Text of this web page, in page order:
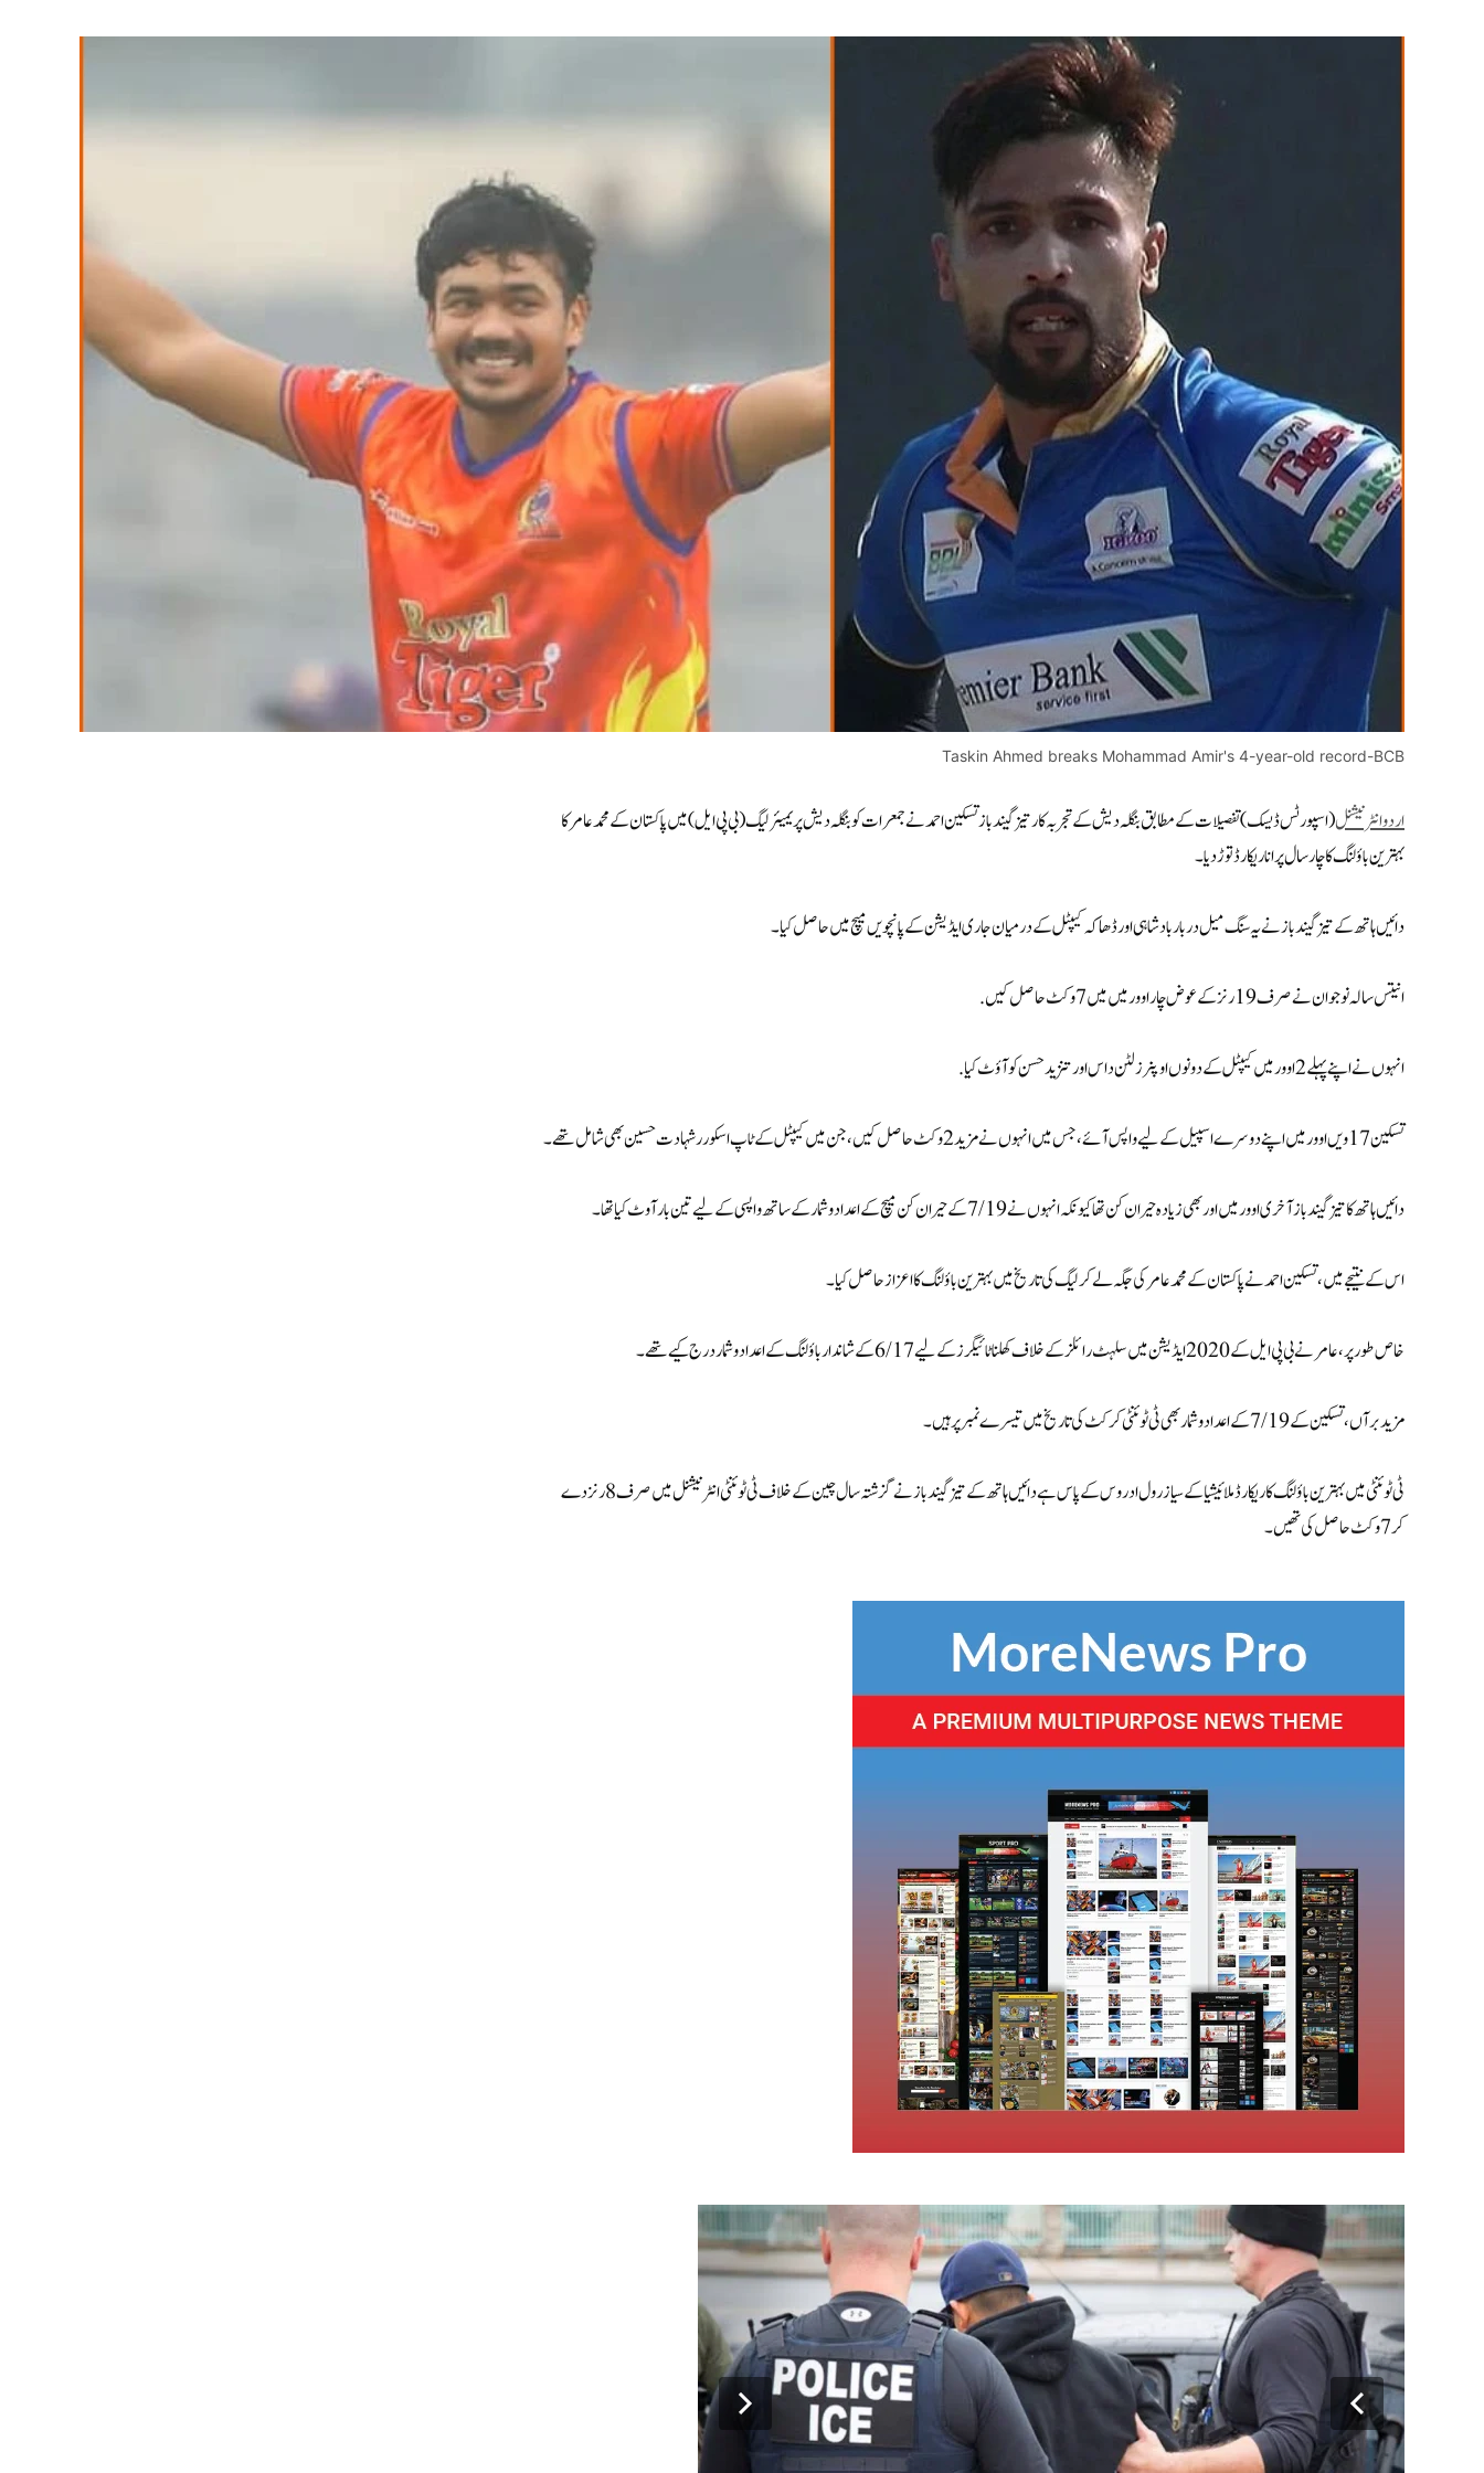
Taskin Ahmed breaks Mohammad Amir's 4-year-old record-BCB
اردوانٹرنیشنل(اسپورٹس ڈیسک) تفصیلات کے مطابق بنگلہ دیش کے تجربہ کار تیز گیند باز تسکین احمد نے جمعرات کو بنگلہ دیش پریمیئر لیگ (بی پی ایل) میں پاکستان کے محمد عامر کا
بہترین باؤلنگ کا چار سال پرانا ریکارڈ توڑ دیا۔
دائیں ہاتھ کے تیز گیند باز نے یہ سنگ میل دربار بادشاہی اور ڈھاکہ کیپٹل کے درمیان جاری ایڈیشن کے پانچویں میچ میں حاصل کیا۔
انتیس سالہ نوجوان نے صرف 19 رنز کے عوض چار اوور میں میں7 وکٹ حاصل کیں.
انہوں نے اپنے پہلے 2 اوور میں کیپٹل کے دونوں اوپنرز لٹن داس اور تنزید حسن کو آؤٹ کیا.
تسکین 17ویں اوور میں اپنے دوسرے اسپیل کے لیے واپس آئے، جس میں انہوں نے مزید 2 وکٹ حاصل کیں، جن میں کیپٹل کے ٹاپ اسکورر شہادت حسین بھی شامل تھے۔
دائیں ہاتھ کا تیز گیند باز آخری اوور میں اور بھی زیادہ حیران کن تھا کیونکہ انہوں نے 7/19 کے حیران کن میچ کے اعداد و شمار کے ساتھ واپسی کے لیے تین بارآوٹ کیا تھا۔
اس کے نتیجے میں، تسکین احمد نے پاکستان کے محمد عامر کی جگہ لے کر لیگ کی تاریخ میں بہترین باؤلنگ کا اعزاز حاصل کیا۔
خاص طور پر، عامر نے بی پی ایل کے 2020 ایڈیشن میں سلہٹ رائلز کے خلاف کھلنا ٹائیگرز کے لیے 6/17 کے شاندار باؤلنگ کے اعداد و شمار درج کیے تھے۔
مزید برآں، تسکین کے 7/19 کے اعداد و شمار بھی ٹی ٹوئنٹی کرکٹ کی تاریخ میں تیسرے نمبر پر ہیں۔
ٹی ٹوئنٹی میں بہترین باؤلنگ کا ریکارڈ ملائیشیا کے سیازرول ادروس کے پاس ہے دائیں ہاتھ کے تیز گیند باز نے گزشتہ سال چین کے خلاف ٹی ٹوئنٹی انٹرنیشنل میں صرف 8 رنز دے
کر 7 وکٹ حاصل کی تھیں۔